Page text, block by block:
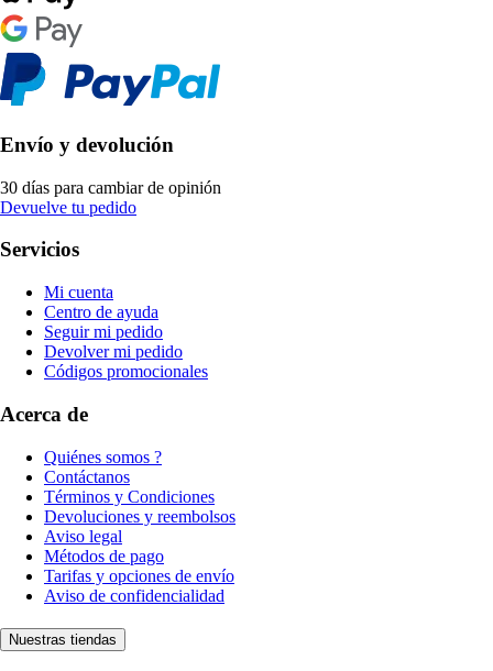
Envío y devolución
30 días para cambiar de opinión
Devuelve tu pedido
Servicios
Mi cuenta
Centro de ayuda
Seguir mi pedido
Devolver mi pedido
Códigos promocionales
Acerca de
Quiénes somos ?
Contáctanos
Términos y Condiciones
Devoluciones y reembolsos
Aviso legal
Métodos de pago
Tarifas y opciones de envío
Aviso de confidencialidad
Nuestras tiendas